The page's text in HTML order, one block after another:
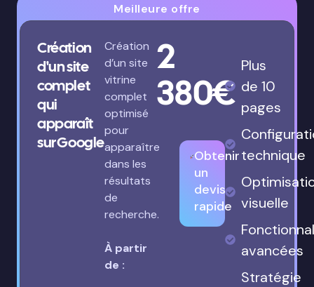
Meilleure offre
Création
d'un site
complet
qui
apparaît
sur Google
Création
d’un site
vitrine
complet
optimisé
pour
apparaître
dans les
résultats
de
recherche.
À partir
de :
2
380€
Obtenir
un
devis
rapide
Plus
de 10
pages
technique
visuelle
avancées
Stratégie